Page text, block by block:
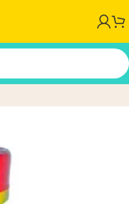
Af N°3 X40grs.